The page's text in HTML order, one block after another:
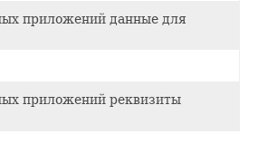
приложений данные для
приложений реквизиты